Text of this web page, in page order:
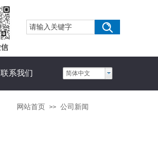
联系我们 简体中文
网站首页 >> 公司新闻